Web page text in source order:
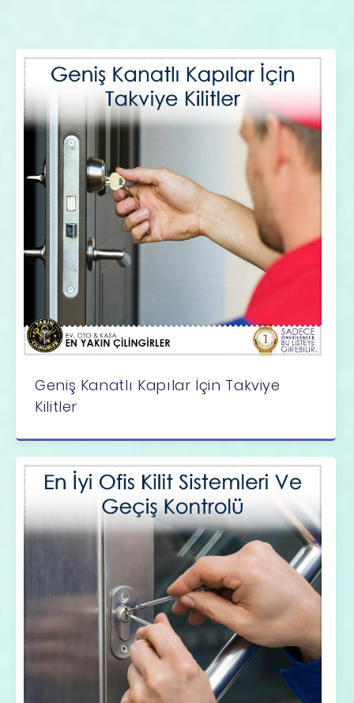
Geniş Kanatlı Kapılar İçin Takviye
Kilitler